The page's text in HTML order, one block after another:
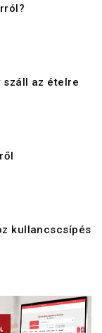
száll az ételre
kullancscsípés